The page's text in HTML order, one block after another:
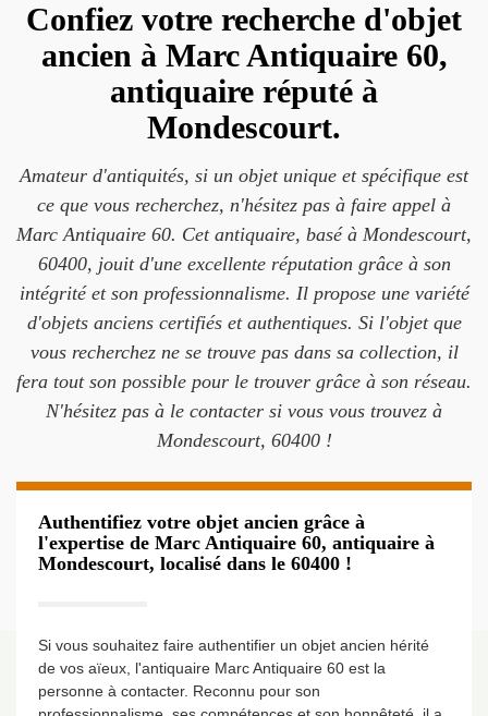
Confiez votre recherche d'objet
ancien à Marc Antiquaire 60,
antiquaire réputé à
Mondescourt.
Amateur d'antiquités, si un objet unique et spécifique est
ce que vous recherchez, n'hésitez pas à faire appel à
Marc Antiquaire 60. Cet antiquaire, basé à Mondescourt,
60400, jouit d'une excellente réputation grâce à son
intégrité et son professionnalisme. Il propose une variété
d'objets anciens certifiés et authentiques. Si l'objet que
vous recherchez ne se trouve pas dans sa collection, il
fera tout son possible pour le trouver grâce à son réseau.
N'hésitez pas à le contacter si vous vous trouvez à
Mondescourt, 60400 !
Authentifiez votre objet ancien grâce à
l'expertise de Marc Antiquaire 60, antiquaire à
Mondescourt, localisé dans le 60400 !
Si vous souhaitez faire authentifier un objet ancien hérité
de vos aïeux, l'antiquaire Marc Antiquaire 60 est la
personne à contacter. Reconnu pour son